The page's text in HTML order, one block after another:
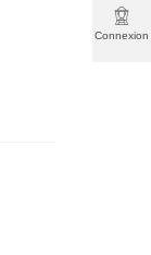
Connexion